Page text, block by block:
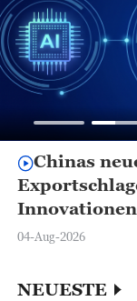
Chinas
zugänglich
04-Aug-2026
NEUESTE